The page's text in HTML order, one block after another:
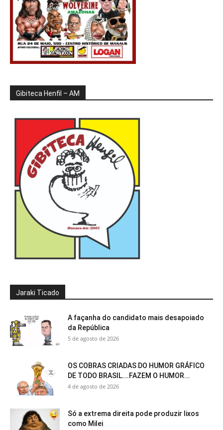
Gibiteca Henfil – AM
Jaraki Ticado
A façanha do candidato mais desapoiado
da República
5 de agosto de 2026
OS COBRAS CRIADAS DO HUMOR GRÁFICO
DE TODO BRASIL….FAZEM O HUMOR...
4 de agosto de 2026
Só a extrema direita pode produzir lixos
como Milei